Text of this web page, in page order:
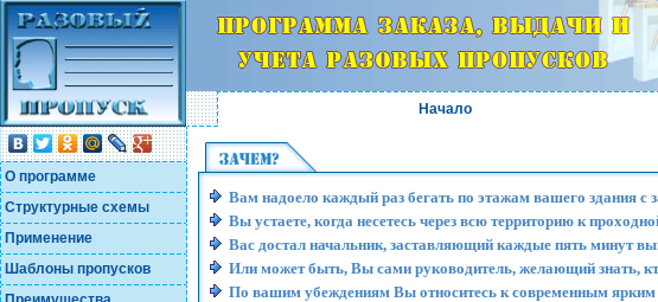
Начало
О программе
Структурные схемы
Применение
Шаблоны пропусков
Вам надоело каждый раз бегать по этажам вашего здания с
Вы устаете, когда несетесь через всю территорию к
Вас достал начальник, заставляющий каждые пять минут
Или может быть, Вы сами руководитель, желающий знать,
По вашим убеждениям Вы относитесь к современным ярким